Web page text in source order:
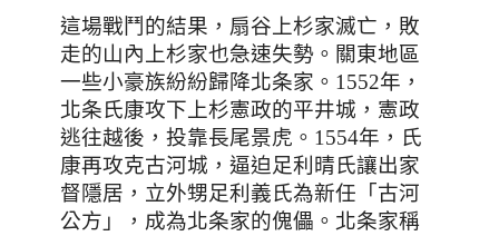
這場戰鬥的結果，扇谷上杉家滅亡，敗
走的山內上杉家也急速失勢。關東地區
一些小豪族紛紛歸降北条家。1552年 ，
北条氏康攻下上杉憲政的平井城，憲政
逃往越後，投靠長尾景虎。1554年，氏
康再攻克古河城，逼迫足利晴氏讓出家
督隱居，立外甥足利義氏為新任 「 古河
公方 」
，成為北条家的傀儡。北条家稱